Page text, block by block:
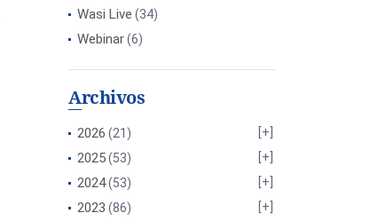
Wasi Live (34)
Webinar(6)
Archivos
2026 (21)
2025(53)
2024(53)
2023 (86)